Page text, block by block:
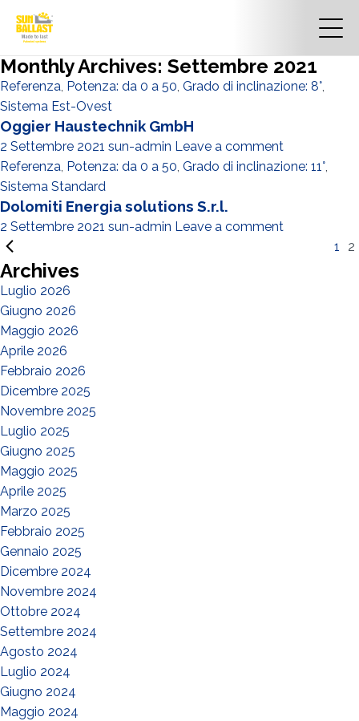
Monthly Archives: Settembre 2021
Referenza, Potenza: da 0 a 50, Grado di inclinazione: 8°,
Sistema Est-Ovest
Oggier Haustechnik GmbH
2 Settembre 2021 sun-admin Leave a comment
Referenza, Potenza: da 0 a 50, Grado di inclinazione: 11°,
Sistema Standard
Dolomiti Energia solutions S.r.l.
2 Settembre 2021 sun-admin Leave a comment
1
2
Archives
Luglio 2026
Giugno 2026
Maggio 2026
Aprile 2026
Febbraio 2026
Dicembre 2025
Novembre 2025
Luglio 2025
Giugno 2025
Maggio 2025
Aprile 2025
Marzo 2025
Febbraio 2025
Gennaio 2025
Dicembre 2024
Novembre 2024
Ottobre 2024
Settembre 2024
Agosto 2024
Luglio 2024
Giugno 2024
Maggio 2024